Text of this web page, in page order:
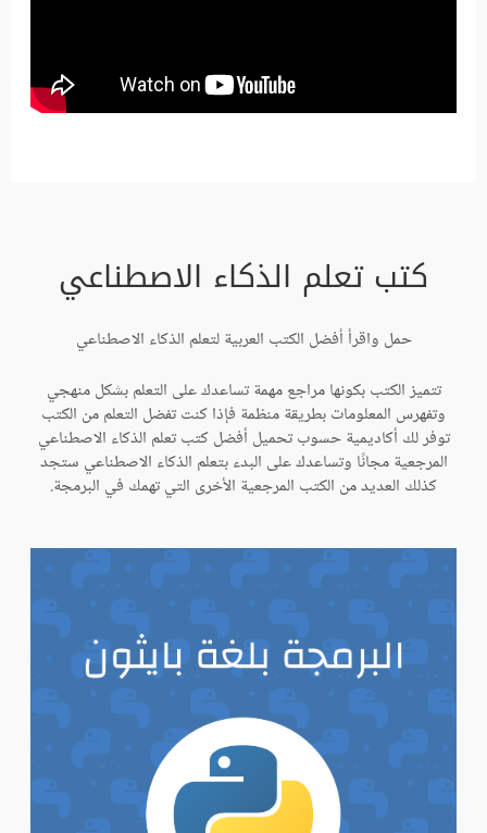
كتب تعلم الذكاء الاصطناعي
حمل واقرأ أفضل الكتب العربية لتعلم الذكاء الاصطناعي
تتميز الكتب بكونها مراجع مهمة تساعدك على التعلم بشكل منهجي
وتفهرس المعلومات بطريقة منظمة فإذا كنت تفضل التعلم من الكتب
توفر لك أكاديمية حسوب تحميل أفضل كتب تعلم الذكاء الاصطناعي
المرجعية مجانًا وتساعدك على البدء بتعلم الذكاء الاصطناعي ستجد
كذلك العديد من الكتب المرجعية الأخرى التي تهمك في البرمجة.